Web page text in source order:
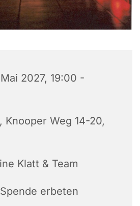
2027, 19:00 -
Knooper Weg 14-20,
Klatt & Team
erbeten